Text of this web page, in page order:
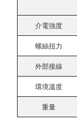
介電強度
螺絲扭力
外部接線
環境溫度
重量